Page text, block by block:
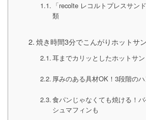
「recolte レコルトプレスサン
類
焼き時間3分でこんがりホットサ
耳までカリッとしたホットサン
厚みのある具材OK！3段階の
食パンじゃなくても焼ける！
シュマフィンも